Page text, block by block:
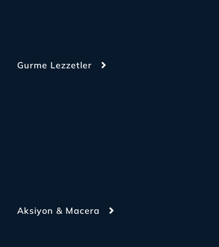
Gurme Lezzetler
Aksiyon & Macera